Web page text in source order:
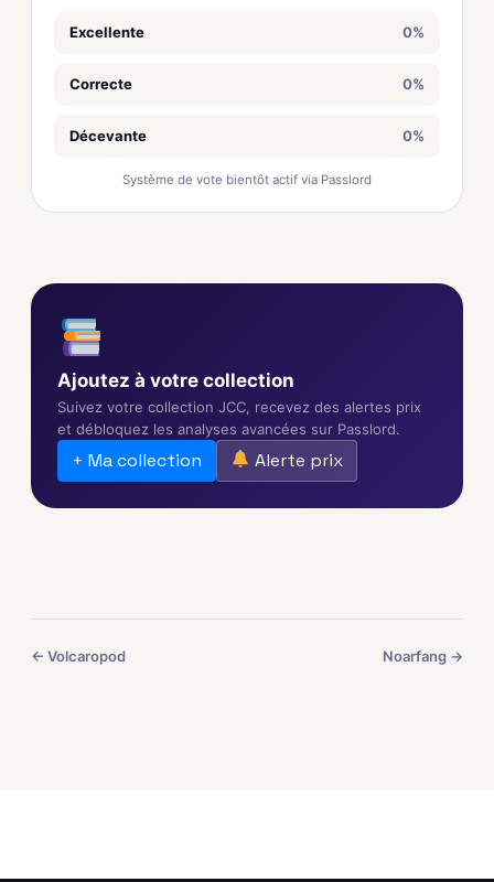
Excellente 0%
Correcte 0%
Décevante 0%
Système de vote bientôt actif via Passlord
Ajoutez à votre collection
Suivez votre collection JCC, recevez des alertes prix
et débloquez les analyses avancées sur Passlord.
+ Ma collection Alerte prix
← Volcaropod Noarfang →